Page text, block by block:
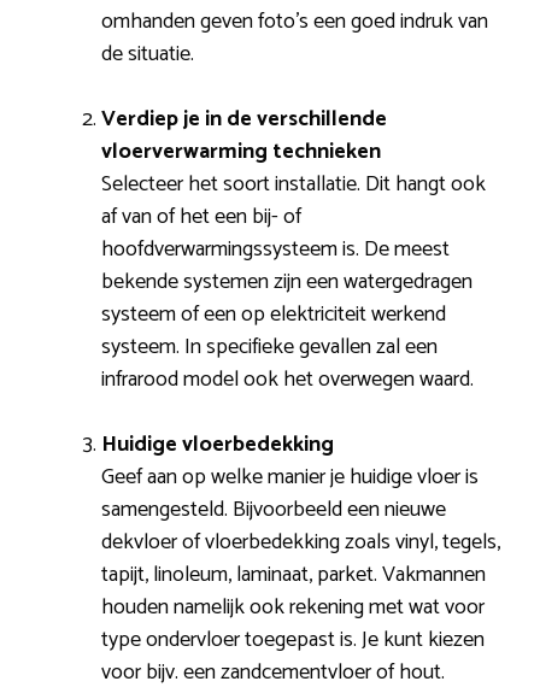
omhanden geven foto’s een goed indruk van
de situatie.
Verdiep je in de verschillende
vloerverwarming technieken
Selecteer het soort installatie. Dit hangt ook
af van of het een bij- of
hoofdverwarmingssysteem is. De meest
bekende systemen zijn een watergedragen
systeem of een op elektriciteit werkend
systeem. In specifieke gevallen zal een
infrarood model ook het overwegen waard.
Huidige vloerbedekking
Geef aan op welke manier je huidige vloer is
samengesteld. Bijvoorbeeld een nieuwe
dekvloer of vloerbedekking zoals vinyl, tegels,
tapijt, linoleum, laminaat, parket. Vakmannen
houden namelijk ook rekening met wat voor
type ondervloer toegepast is. Je kunt kiezen
voor bijv. een zandcementvloer of hout.